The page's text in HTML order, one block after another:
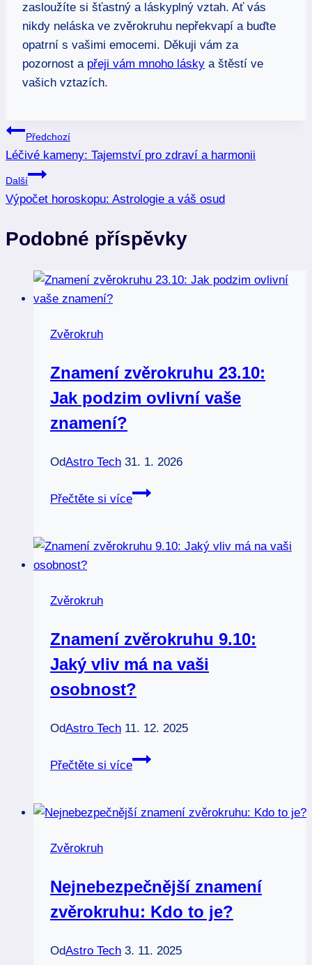
zasloužíte si šťastný a láskyplný vztah. Ať vás
nikdy neláska ve zvěrokruhu nepřekvapí a buďte
opatrní s vašimi emocemi. Děkuji vám za
pozornost a přeji vám mnoho lásky a štěstí ve
vašich vztazích.
Navigace
pro
příspěvek
Předchozí
Léčivé kameny: Tajemství pro zdraví a harmonii
Další
Výpočet horoskopu: Astrologie a váš osud
Podobné příspěvky
Zvěrokruh
Znamení zvěrokruhu 23.10:
Jak podzim ovlivní vaše
znamení?
OdAstro Tech 31. 1. 2026
Přečtěte si více
Znamení
Jak
Zvěrokruh
Znamení zvěrokruhu 9.10:
Jaký vliv má na vaši
osobnost?
OdAstro Tech 11. 12. 2025
Přečtěte si více
Znamení
Jaký
vaši
osobnost?
Zvěrokruh
Nejnebezpečnější znamení
zvěrokruhu: Kdo to je?
OdAstro Tech 3. 11. 2025